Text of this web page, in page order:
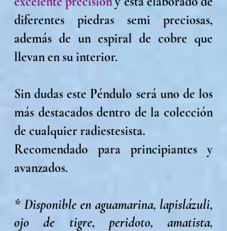
diferentes piedras semi preciosas,
además de un espiral de cobre que
llevan en su interior.
Sin dudas este Péndulo será uno de los
más destacados dentro de la colección
de cualquier radiestesista.
Recomendado para principiantes y
avanzados.
* Disponible en aguamarina, lapislázuli,
ojo de tigre, peridoto, amatista,